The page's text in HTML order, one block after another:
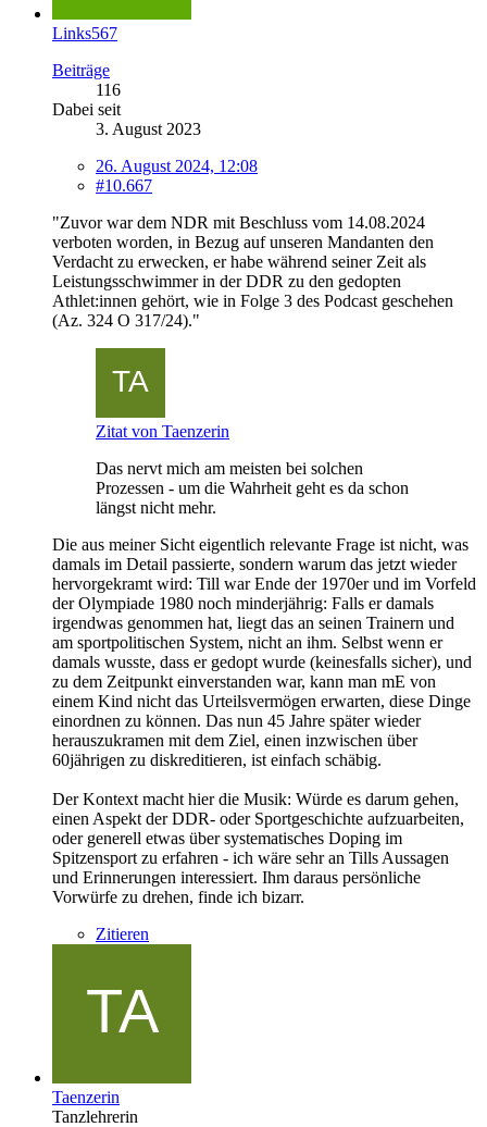
Links567
Beiträge
116
Dabei seit
3. August 2023
26. August 2024, 12:08
#10.667
"Zuvor war dem NDR mit Beschluss vom 14.08.2024
verboten worden, in Bezug auf unseren Mandanten den
Verdacht zu erwecken, er habe während seiner Zeit als
Leistungsschwimmer in der DDR zu den gedopten
Athlet:innen gehört, wie in Folge 3 des Podcast geschehen
(Az. 324 O 317/24)."
Zitat von Taenzerin
Das nervt mich am meisten bei solchen
Prozessen - um die Wahrheit geht es da schon
längst nicht mehr.
Die aus meiner Sicht eigentlich relevante Frage ist nicht, was
damals im Detail passierte, sondern warum das jetzt wieder
hervorgekramt wird: Till war Ende der 1970er und im Vorfeld
der Olympiade 1980 noch minderjährig: Falls er damals
irgendwas genommen hat, liegt das an seinen Trainern und
am sportpolitischen System, nicht an ihm. Selbst wenn er
damals wusste, dass er gedopt wurde (keinesfalls sicher), und
zu dem Zeitpunkt einverstanden war, kann man mE von
einem Kind nicht das Urteilsvermögen erwarten, diese Dinge
einordnen zu können. Das nun 45 Jahre später wieder
herauszukramen mit dem Ziel, einen inzwischen über
60jährigen zu diskreditieren, ist einfach schäbig.
Der Kontext macht hier die Musik: Würde es darum gehen,
einen Aspekt der DDR- oder Sportgeschichte aufzuarbeiten,
oder generell etwas über systematisches Doping im
Spitzensport zu erfahren - ich wäre sehr an Tills Aussagen
und Erinnerungen interessiert. Ihm daraus persönliche
Vorwürfe zu drehen, finde ich bizarr.
Zitieren
Taenzerin
Tanzlehrerin